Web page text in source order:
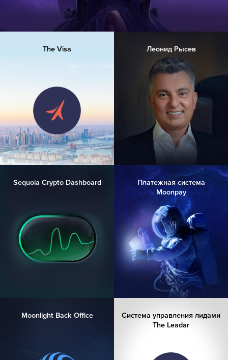
The Visa Леонид Рысев
Sequoia Crypto Dashboard
Платежная система
Moonpay
Moonlight Back Office
Система управления лидами
The Leadar